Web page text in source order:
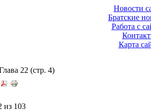
Новости
Братские
Работа с
Карта
22 (стр. 4)
из 103